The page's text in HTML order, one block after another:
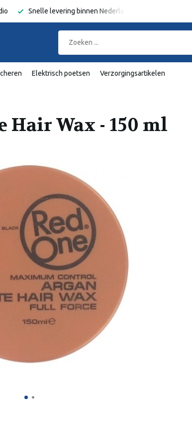
Snelle levering binnen Nederland en België
Elektrisch poetsen Verzorgingsartikelen
Hair Wax - 150 ml